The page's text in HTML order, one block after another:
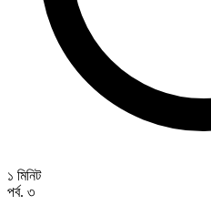
১ মিনিট
পর্ব. ৩